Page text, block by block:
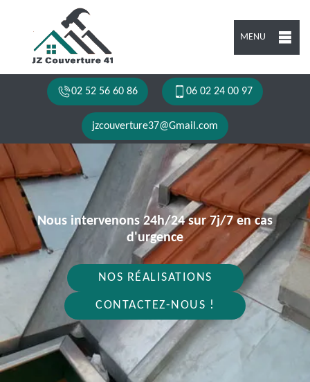
MENU
02 52 56 60 86 06 02 24 00 97
jzcouverture37@Gmail.com
Nous intervenons 24h/24 sur 7j/7 en cas
d'urgence
NOS RÉALISATIONS
CONTACTEZ-NOUS !